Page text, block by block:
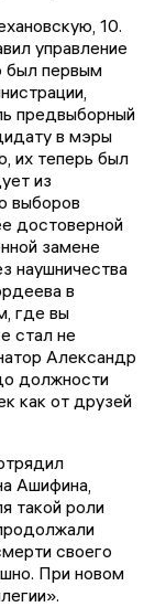
10.
управление
был первым
предвыборный
в мэры
их теперь был
из
выборов
достоверной
замене
наушничества
в
где вы
стал не
Александр
должности
как от друзей
Ашифина,
такой роли
своего
При новом